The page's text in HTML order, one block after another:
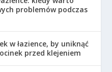
problemów podczas
w łazience, by uniknąć
przed klejeniem